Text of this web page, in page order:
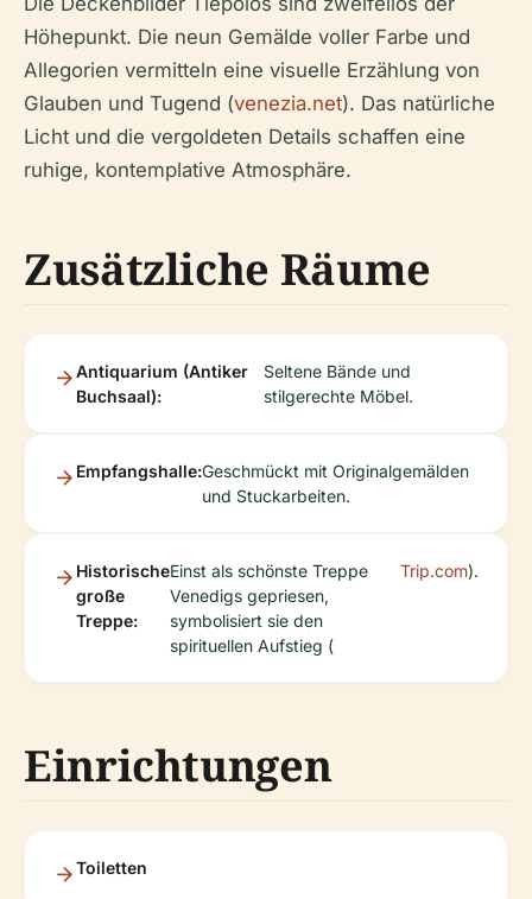
Höhepunkt. Die neun Gemälde voller Farbe und
Allegorien vermitteln eine visuelle Erzählung von
Glauben und Tugend (venezia.net). Das natürliche
Licht und die vergoldeten Details schaffen eine
ruhige, kontemplative Atmosphäre.
Zusätzliche Räume
Antiquarium (Antiker
Buchsaal):
Seltene Bände und
stilgerechte Möbel.
Empfangshalle:Geschmückt mit Originalgemälden
und Stuckarbeiten.
Historische
große
Treppe:
Einst als schönste Treppe
Venedigs gepriesen,
symbolisiert sie den
spirituellen Aufstieg (
Trip.com).
Einrichtungen
Toiletten